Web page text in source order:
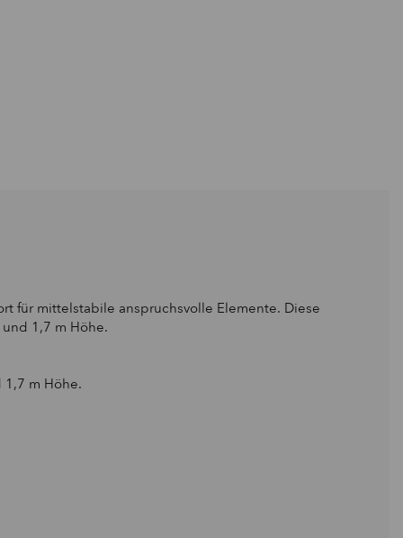
für mittelstabile anspruchsvolle Elemente. Diese
1,7 m Höhe.
m Höhe.